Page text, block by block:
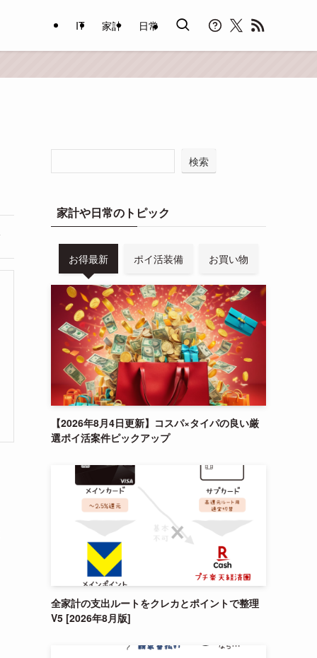
IT 家計 日常
検索
家計や日常のトピック
お得最新 ポイ活装備 お買い物
【2026年8月4日更新】コスパ×タイパの良い厳
選ポイ活案件ピックアップ
全家計の支出ルートをクレカとポイントで整理
V5 [2026年8月版]